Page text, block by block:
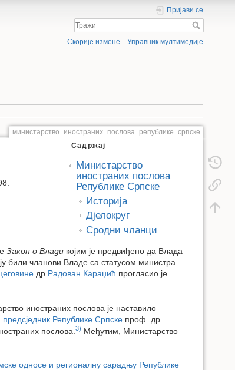
Пријави се
Скорије измене Управник мултимедије
министарство_иностраних_послова_републике_српске
Садржај
Министарство
иностраних послова
Републике Српске
Историја
Дјелокруг
Сродни чланци
Закон о Влади којим је предвиђено да Влада
били чланови Владе са статусом министра.
др Радован Караџић прогласио је
иностраних послова је наставило
предсједник Републике Српске проф. др
послова. 3) Међутим, Министарство
односе и регионалну сарадњу Републике